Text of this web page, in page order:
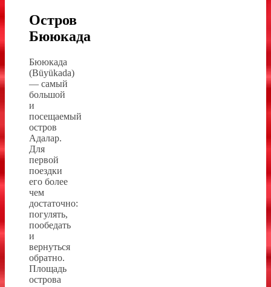
Остров
Бююкада
Бююкада
(Büyükada)
— самый
большой
и
посещаемый
остров
Адалар.
Для
первой
поездки
его более
чем
достаточно:
погулять,
пообедать
и
вернуться
обратно.
Площадь
острова